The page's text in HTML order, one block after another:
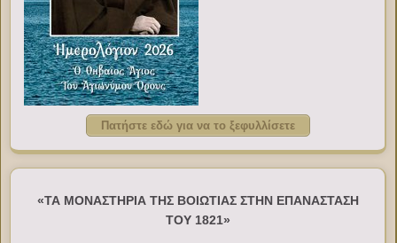
Πατήστε εδώ για να το ξεφυλλίσετε
«ΤΑ ΜΟΝΑΣΤΗΡΙΑ ΤΗΣ ΒΟΙΩΤΙΑΣ ΣΤΗΝ ΕΠΑΝΑΣΤΑΣΗ
ΤΟΥ 1821»